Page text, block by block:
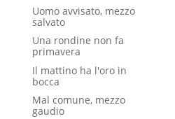
Uomo avvisato, mezzo
salvato
Una rondine non fa
primavera
Il mattino ha l'oro in
bocca
Mal comune, mezzo
gaudio